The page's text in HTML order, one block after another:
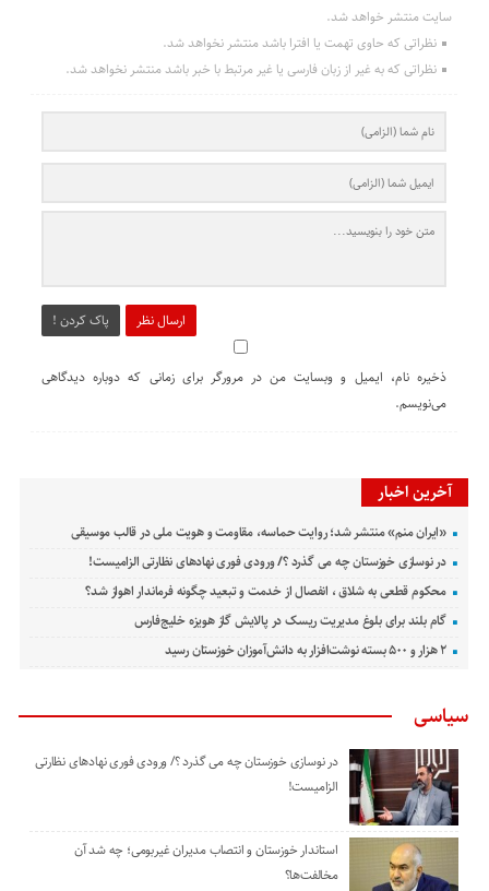
سایت منتشر خواهد شد.
نظراتی که حاوی تهمت یا افترا باشد منتشر نخواهد شد.
نظراتی که به غیر از زبان فارسی یا غیر مرتبط با خبر باشد منتشر نخواهد شد.
ارسال نظر پاک کردن !
ذخیره نام، ایمیل و وبسایت من در مرورگر برای زمانی که دوباره دیدگاهی
می‌نویسم.
آخرین اخبار
«ایران منم» منتشر شد؛ روایت حماسه، مقاومت و هویت ملی در قالب موسیقی
در نوسازی خوزستان چه می گذرد ؟/ ورودی فوری نهادهای نظارتی الزامیست!
محکوم قطعی به شلاق ، انفصال از خدمت و تبعید چگونه فرماندار اهواز شد؟
گام بلند برای بلوغ مدیریت ریسک در پالایش گاز هویزه خلیج‌فارس
۲ هزار و ۵۰۰ بسته نوشت‌افزار به دانش‌آموزان خوزستان رسید
سیاسی
در نوسازی خوزستان چه می گذرد ؟/ ورودی فوری نهادهای نظارتی
الزامیست!
استاندار خوزستان و انتصاب مدیران غیربومی؛ چه شد آن
مخالفت‌ها؟